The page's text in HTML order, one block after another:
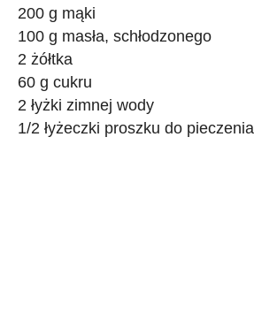
200 g mąki
100 g masła, schłodzonego
2 żółtka
60 g cukru
2 łyżki zimnej wody
1/2 łyżeczki proszku do pieczenia